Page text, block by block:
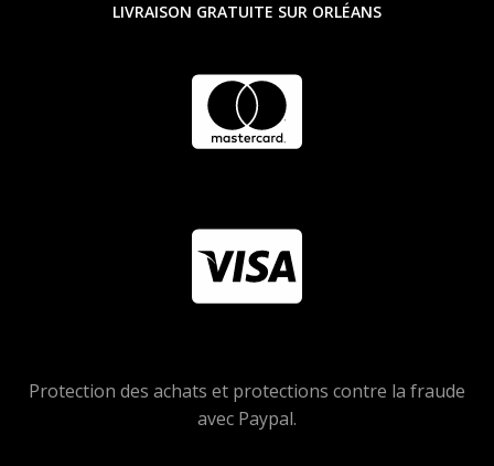
LIVRAISON GRATUITE SUR ORLÉANS
Protection des achats et protections contre la fraude
avec Paypal.